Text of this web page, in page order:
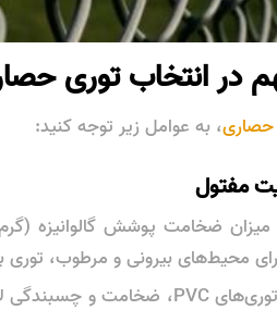
حصاری، به عوامل زیر توجه کنید:
میزان ضخامت پوشش گالوانیزه
محیط‌های بیرونی و مرطوب، توری